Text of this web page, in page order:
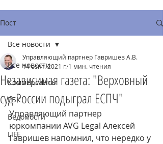
Пост
Все новости
Коммерсантъ
РБК
Ведомости
LIFE
Все новости
Независимая газета: "Верховный
суд России подыграл ЕСПЧ"
Управляющий партнер Гавришев А.В.
14 сент. 2021 г. 1 мин. чтения
Управляющий партнер
юркомпании AVG Legal Алексей
Гавришев напомнил, что нередко у